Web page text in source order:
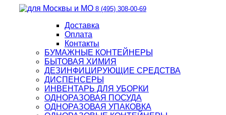
8 (495) 308-00-69
Доставка
Оплата
Контакты
БУМАЖНЫЕ КОНТЕЙНЕРЫ
БЫТОВАЯ ХИМИЯ
ДЕЗИНФИЦИРУЮЩИЕ СРЕДСТВА
ДИСПЕНСЕРЫ
ИНВЕНТАРЬ ДЛЯ УБОРКИ
ОДНОРАЗОВАЯ ПОСУДА
ОДНОРАЗОВАЯ УПАКОВКА